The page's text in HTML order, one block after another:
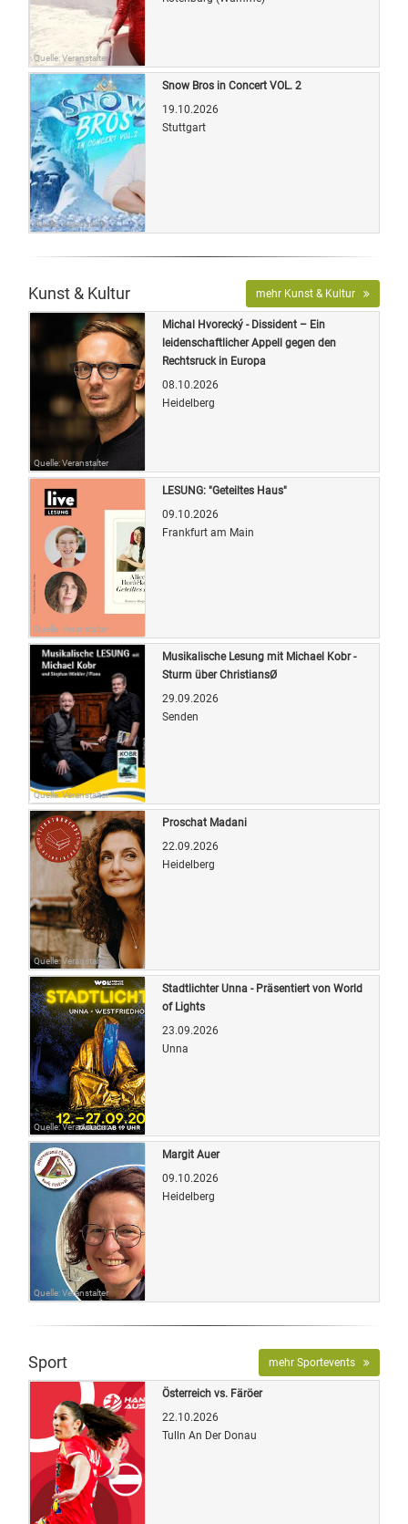
Quelle: Veranstalter
Quelle: Veranstalter
Snow Bros in Concert VOL. 2
19.10.2026
Stuttgart
Kunst & Kultur mehr Kunst & Kultur
Quelle: Veranstalter
Michal Hvorecký - Dissident – Ein
leidenschaftlicher Appell gegen den
Rechtsruck in Europa
08.10.2026
Heidelberg
Quelle: Veranstalter
LESUNG: "Geteiltes Haus"
09.10.2026
Frankfurt am Main
Quelle: Veranstalter
Musikalische Lesung mit Michael Kobr -
Sturm über ChristiansØ
29.09.2026
Senden
Quelle: Veranstalter
Proschat Madani
22.09.2026
Heidelberg
Quelle: Veranstalter
Stadtlichter Unna - Präsentiert von World
of Lights
23.09.2026
Unna
Quelle: Veranstalter
Margit Auer
09.10.2026
Heidelberg
Sport mehr Sportevents
Österreich vs. Färöer
22.10.2026
Tulln An Der Donau